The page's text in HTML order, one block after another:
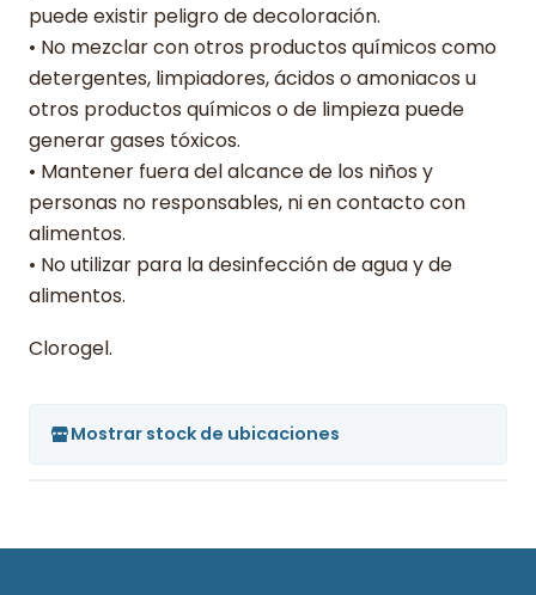
puede existir peligro de decoloración.
• No mezclar con otros productos químicos como
detergentes, limpiadores, ácidos o amoniacos u
otros productos químicos o de limpieza puede
generar gases tóxicos.
• Mantener fuera del alcance de los niños y
personas no responsables, ni en contacto con
alimentos.
• No utilizar para la desinfección de agua y de
alimentos.
Clorogel.
Mostrar stock de ubicaciones